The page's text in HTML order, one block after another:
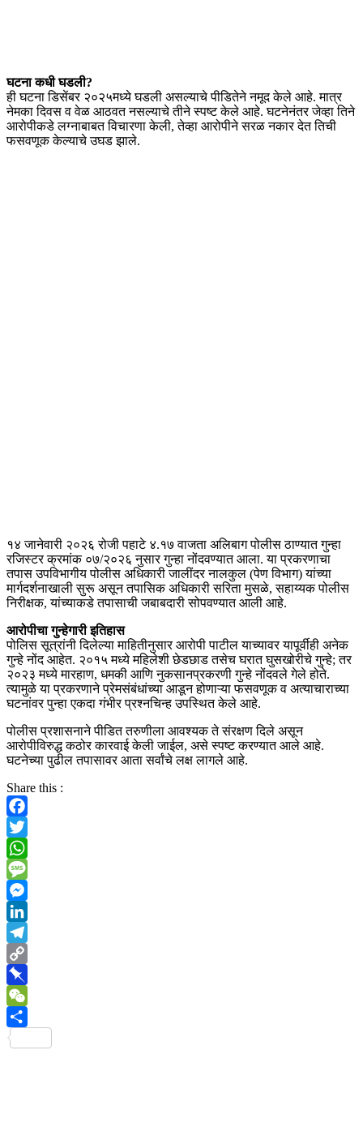
घटना कधी घडली?
ही घटना डिसेंबर २०२५मध्ये घडली असल्याचे पीडितेने नमूद केले आहे. मात्र
नेमका दिवस व वेळ आठवत नसल्याचे तीने स्पष्ट केले आहे. घटनेनंतर जेव्हा तिने
आरोपीकडे लग्नाबाबत विचारणा केली, तेव्हा आरोपीने सरळ नकार देत तिची
फसवणूक केल्याचे उघड झाले.
१४ जानेवारी २०२६ रोजी पहाटे ४.१७ वाजता अलिबाग पोलीस ठाण्यात गुन्हा
रजिस्टर क्रमांक ०७/२०२६ नुसार गुन्हा नोंदवण्यात आला. या प्रकरणाचा
तपास उपविभागीय पोलीस अधिकारी जालींदर नालकुल (पेण विभाग) यांच्या
मार्गदर्शनाखाली सुरू असून तपासिक अधिकारी सरिता मुसळे, सहाय्यक पोलीस
निरीक्षक, यांच्याकडे तपासाची जबाबदारी सोपवण्यात आली आहे.
आरोपीचा गुन्हेगारी इतिहास
पोलिस सूत्रांनी दिलेल्या माहितीनुसार आरोपी पाटील याच्यावर यापूर्वीही अनेक
गुन्हे नोंद आहेत. २०१५ मध्ये महिलेशी छेडछाड तसेच घरात घुसखोरीचे गुन्हे; तर
२०२३ मध्ये मारहाण, धमकी आणि नुकसानप्रकरणी गुन्हे नोंदवले गेले होते.
त्यामुळे या प्रकरणाने प्रेमसंबंधांच्या आडून होणाऱ्या फसवणूक व अत्याचाराच्या
घटनांवर पुन्हा एकदा गंभीर प्रश्नचिन्ह उपस्थित केले आहे.
पोलीस प्रशासनाने पीडित तरुणीला आवश्यक ते संरक्षण दिले असून
आरोपीविरुद्ध कठोर कारवाई केली जाईल, असे स्पष्ट करण्यात आले आहे.
घटनेच्या पुढील तपासावर आता सर्वांचे लक्ष लागले आहे.
Share this :
Facebook
Twitter
WhatsApp
Message
Messenger
LinkedIn
Telegram
Copy
Link
Pinboard
WeChat